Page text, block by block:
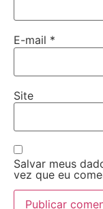
E-mail *
Site
Salvar meus
vez que eu